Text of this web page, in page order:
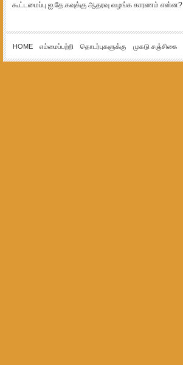
கூட்டமைப்பு ஐ.தே.கவுக்கு ஆதரவு வழங்க காரணம் என்ன?
HOME எம்மைப்பற்றி தொடர்புகளுக்கு முகடு சஞ்சிகை